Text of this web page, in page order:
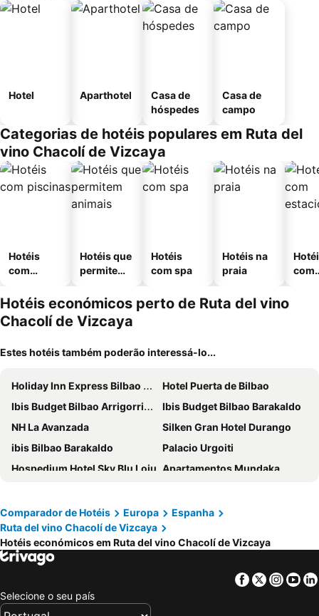
Hotel Aparthotel
Casa de
hóspedes
Casa de
campo
Categorias de hotéis populares em Ruta del
vino Chacolí de Vizcaya
Hotéis
com
Hotéis que
permitem
Hotéis
com spa
Hotéis na
praia
com
Hotéis económicos perto de Ruta del vino
Chacolí de Vizcaya
Estes hotéis também poderão interessá-lo...
Holiday Inn Express Bilbao By Ihg
Hotel Puerta de Bilbao
Ibis Budget Bilbao Arrigorriaga
Ibis Budget Bilbao Barakaldo
NH La Avanzada
Silken Gran Hotel Durango
ibis Bilbao Barakaldo
Palacio Urgoiti
Hospedium Hotel Sky Blu Loiu Apartamentos Mundaka
Hotel Ibarra
Hostal Paratene
Euba Hotel
Hotel Iraragorri
Hotel Balneario Orduña Plaza
Hospedium Hotel Sky Blu Sondika
Hotel New Bilbao Airport
Hotel Arimune
Comparador de Hotéis Europa
Espanha
Ruta del vino Chacolí de Vizcaya
Hotéis económicos em Ruta del vino Chacolí de Vizcaya
Facebook
Twitter
Selecione o seu país